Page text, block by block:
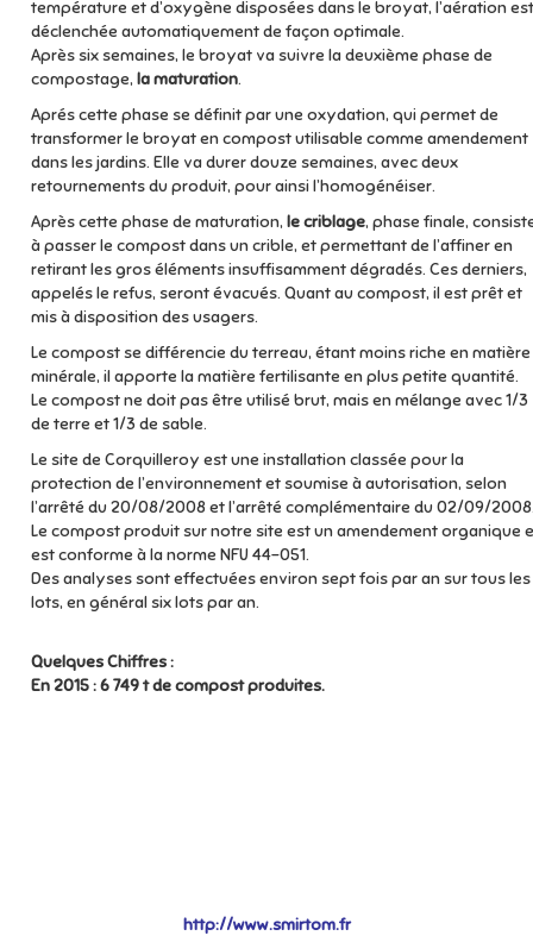
température et d’oxygène disposées dans le broyat, l’aération est
déclenchée automatiquement de façon optimale.
Après six semaines, le broyat va suivre la deuxième phase de
compostage, la maturation.
Aprés cette phase se définit par une oxydation, qui permet de
transformer le broyat en compost utilisable comme amendement
dans les jardins. Elle va durer douze semaines, avec deux
retournements du produit, pour ainsi l’homogénéiser.
Après cette phase de maturation, le criblage, phase finale,
à passer le compost dans un crible, et permettant de l’affiner en
retirant les gros éléments insuffisamment dégradés. Ces derniers,
appelés le refus, seront évacués. Quant au compost, il est prêt et
mis à disposition des usagers.
Le compost se différencie du terreau, étant moins riche en matière
minérale, il apporte la matière fertilisante en plus petite quantité.
Le compost ne doit pas être utilisé brut, mais en mélange avec 1/3
de terre et 1/3 de sable.
Le site de Corquilleroy est une installation classée pour la
protection de l’environnement et soumise à autorisation, selon
l’arrêté du 20/08/2008 et l’arrêté complémentaire du 02/09/
Le compost produit sur notre site est un amendement organique
est conforme à la norme NFU 44-051.
Des analyses sont effectuées environ sept fois par an sur tous les
lots, en général six lots par an.
Quelques Chiffres :
En 2015 : 6 749 t de compost produites.
http://www.smirtom.fr